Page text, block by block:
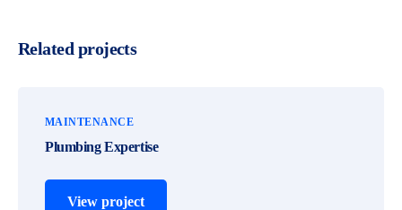
Related projects
MAINTENANCE
Plumbing Expertise
View project